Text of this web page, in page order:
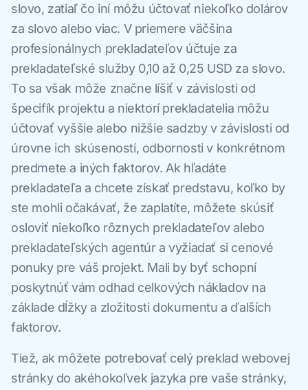
slovo, zatiaľ čo iní môžu účtovať niekoľko dolárov
za slovo alebo viac. V priemere väčšina
profesionálnych prekladateľov účtuje za
prekladateľské služby 0,10 až 0,25 USD za slovo.
To sa však môže značne líšiť v závislosti od
špecifík projektu a niektorí prekladatelia môžu
účtovať vyššie alebo nižšie sadzby v závislosti od
úrovne ich skúseností, odbornosti v konkrétnom
predmete a iných faktorov. Ak hľadáte
prekladateľa a chcete získať predstavu, koľko by
ste mohli očakávať, že zaplatíte, môžete skúsiť
osloviť niekoľko rôznych prekladateľov alebo
prekladateľských agentúr a vyžiadať si cenové
ponuky pre váš projekt. Mali by byť schopní
poskytnúť vám odhad celkových nákladov na
základe dĺžky a zložitosti dokumentu a ďalších
faktorov.
Tiež, ak môžete potrebovať celý preklad webovej
stránky do akéhokoľvek jazyka pre vaše stránky,